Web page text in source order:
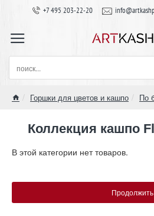
+7 495 203-22-20
поиск...
Горшки для цветов и кашпо По
Коллекция кашпо
В этой категории нет товаров.
Продолжить